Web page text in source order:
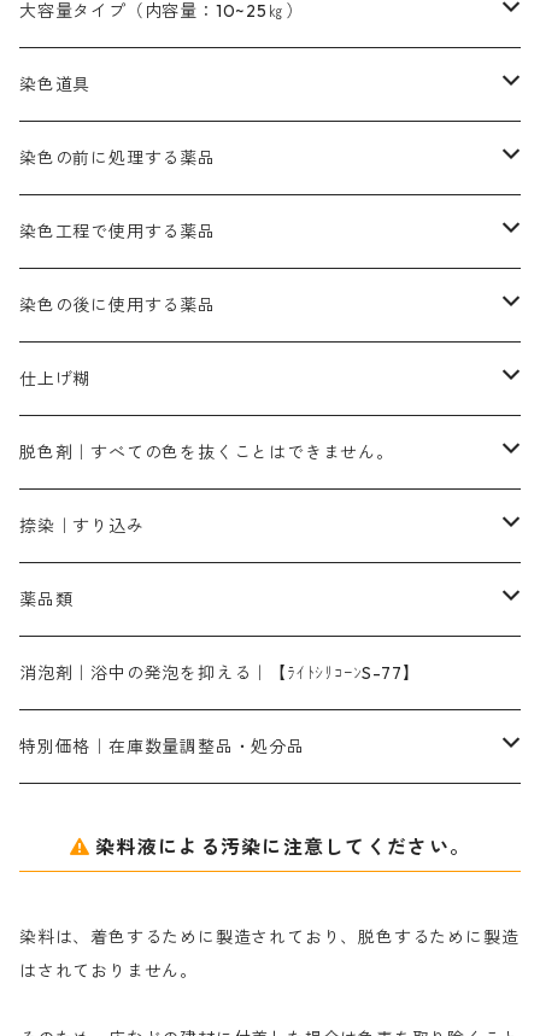
染料一覧ー100g入り
染料一覧ー500g入り
茶色系
灰色系
黒色系
1kg
灰色｜20g入りのみ公開
黒色
レットMFB｜赤色（定番の色合い）
レットMG｜黄みの朱色
ピンクMB｜ピンク色
ローズMB｜鮮やかなピンク色）
青色系
ネビーブルーMB（定番の色合い）
ブルーMB（定番の色合い）
スカイブルーMG｜緑みの空色
ターキスブルーHNG｜緑みの空色
紫色系
バイオレットMFB
緑色系
ダークグリンMG（定番の色合い）
グリーンMB｜緑色
茶色系
ダークブロンMFB｜こげ茶色
ブロンHNR｜こげ茶色
黒色系
ブラックMK（赤みの黒色）
ブラックMG（青みの黒色）
白色系（定番の色合い）
ネオホワイトR
緑色｜在庫処分特価
茶色｜在庫処分特価
カッチ｜茶系
霧島産・晩秋茶｜黄金色（赤みの黄色）｜準備中
藍染
ぶどう糖
ハイドロサルファイトコンク
染色用途のハンカチ・バンダナ
45cm×45cm（ハンカチ）｜端の始末も綿糸｜タグなし
54cm×54cm（バンダナ）｜端の始末も綿糸｜タグなし
ローダミンB｜赤紫色｜マゼンダ色
アルカリ剤
ハイドロサルファイトコンク
酸性剤
54cm×54cm（バンダナ）｜端の始末も綿糸｜タグなし
大容量タイプ（内容量：10~25㎏）
芒硝｜綿の染色時の吸収促進剤
ソーダ灰｜アルカリ性のPH調整剤
硫酸第一鉄｜鉄媒染剤
染色道具
刷毛
摺込み刷毛（スリコミハケ）ー夏毛（硬いタイプ）
摺込み刷毛（スリコミハケ）ー冬毛（柔らかいタイプ）
片羽刷毛
ローケツ筆
ローケツ用筆｜1本～販売
ローケツ用筆ー10%off｜20本セットお取り寄せ品
洋型紙（9番手｜中薄口、10番手｜中厚口）
有償サンプル品｜約20cm×27cm
洋型紙9番手｜中薄口｜約54cm×110cm
張木｜入荷待ち
伸子
型洗いブラシ
染色の前に処理する薬品
精練剤｜汚れ落とし剤｜針状マルセル石鹸
糊落とし剤｜ソルベンCA
濃染処理剤｜ソルバックスPS－900
染色工程で使用する薬品
染料の吸収促進剤
酢酸｜絹・羊毛・ナイロンに使用する
芒硝｜綿・麻の染色に使用する。
染料のムラ染め抑制剤（均染剤）
アゾリン200％｜綿・麻・絹・羊毛・ナイロンの染色
レオニールEHC｜反応染料用
染料の浸透剤
ソルバライトS-70｜各種繊維の浸し染めに使用可能
染料の定着向上剤
ライトフィックスAコンク｜綿・麻もしくは直接染料で染めた素材
シルクフィックス３A｜絹の染料定着向上剤
アルカリ剤｜反応染料用
ソーダ灰
染料溶解剤
セレナゾールPDN｜各種染料の染料溶解剤
染色の後に使用する薬品
ソーピング剤｜未定着の染料を除去すること
ネオポールB－300｜反応染料のソーピング剤
仕上げ剤｜柔軟・平滑剤
白場汚染防止剤
仕上げ糊
カルボキシメチルセルロース（CMC）
海藻系
たんぱく質系
化学糊（PVA）
防腐剤｜アルカリ性
脱色剤｜すべての色を抜くことはできません。
脱色剤
全体脱色｜ハイドロサルファイトコンク
部分脱色｜デグロリンSコンク
脱色助剤｜浸透・複色抑制剤
メイプロガムNP｜にじみ防止剤
アミラヂンD｜浸透・複色抑制剤
捺染｜すり込み
染料溶解剤｜染料の均一な浸透・吸着を補助する
捺染糊
メイプロガムNP（綿・麻・絹用｜直接・酸性・含金染料用）
白場汚染防止剤｜ソーピング剤｜水洗する際の再汚染防止剤
薬品類
ア行
カ行
ナ行
消泡剤｜浴中の発泡を抑える｜【ﾗｲﾄｼﾘｺｰﾝS-77】
特別価格｜在庫数量調整品・処分品
粉末顔料
染料液による汚染に注意してください。
染料は、着色するために製造されており、脱色するために製造
はされておりません。